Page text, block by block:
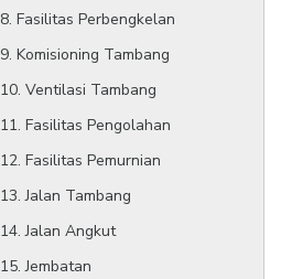
8. Fasilitas Perbengkelan
9. Komisioning Tambang
10. Ventilasi Tambang
11. Fasilitas Pengolahan
12. Fasilitas Pemurnian
13. Jalan Tambang
14. Jalan Angkut
15. Jembatan